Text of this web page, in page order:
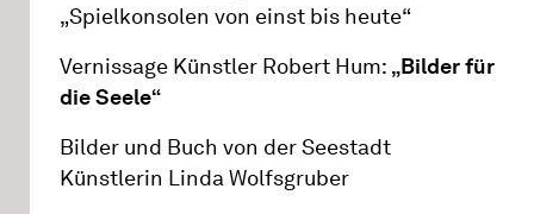
„Spielkonsolen von einst bis heute“
Vernissage Künstler Robert Hum: „Bilder für
die Seele“
Bilder und Buch von der Seestadt
Künstlerin Linda Wolfsgruber